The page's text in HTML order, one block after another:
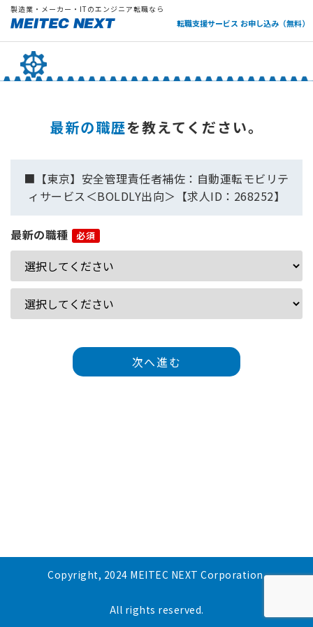
製造業・メーカー・ITのエンジニア転職なら
転職支援サービス お申し込み（無料）
最新の職歴を教えてください。
■【東京】安全管理責任者補佐：自動運転モビリテ
ィサービス＜BOLDLY出向＞【求人ID：268252】
最新の職種
次へ進む
Copyright, 2024 MEITEC NEXT Corporation.
All rights reserved.